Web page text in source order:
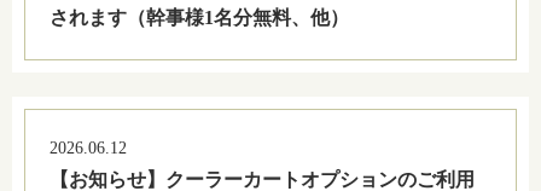
されます（幹事様1名分無料、他）
2026.06.12
【お知らせ】クーラーカートオプションのご利用